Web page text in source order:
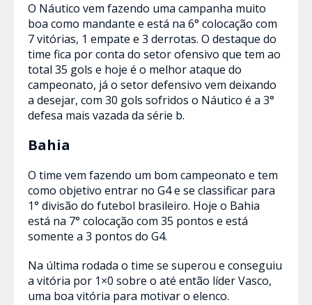
O Náutico vem fazendo uma campanha muito
boa como mandante e está na 6° colocação com
7 vitórias, 1 empate e 3 derrotas. O destaque do
time fica por conta do setor ofensivo que tem ao
total 35 gols e hoje é o melhor ataque do
campeonato, já o setor defensivo vem deixando
a desejar, com 30 gols sofridos o Náutico é a 3°
defesa mais vazada da série b.
Bahia
O time vem fazendo um bom campeonato e tem
como objetivo entrar no G4 e se classificar para
1° divisão do futebol brasileiro. Hoje o Bahia
está na 7° colocação com 35 pontos e está
somente a 3 pontos do G4.
Na última rodada o time se superou e conseguiu
a vitória por 1×0 sobre o até então líder Vasco,
uma boa vitória para motivar o elenco.